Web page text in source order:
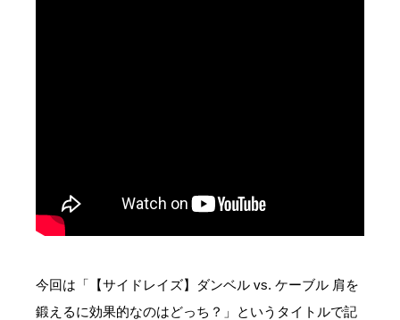
今回は「【サイドレイズ】ダンベル vs. ケーブル 肩を
鍛えるに効果的なのはどっち？」というタイトルで記